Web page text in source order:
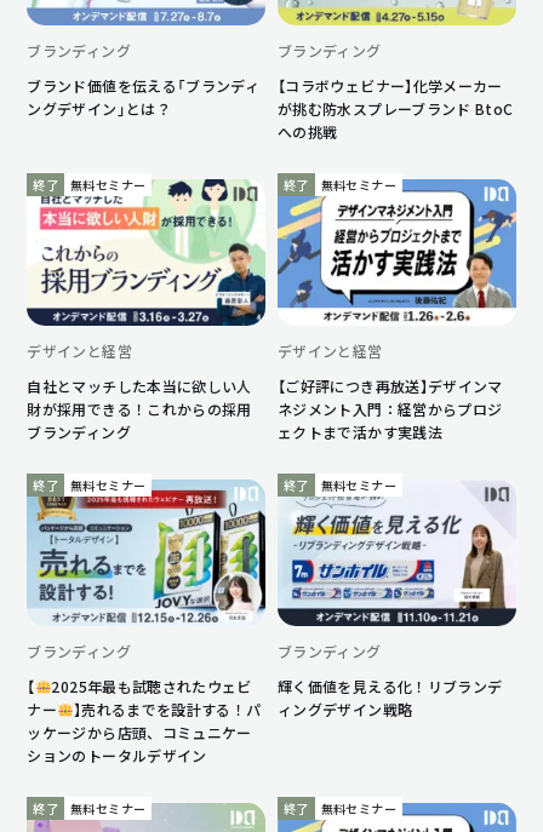
ブランディング
ブランド価値を伝える「ブランディ
ングデザイン」とは？
ブランディング
【コラボウェビナー】化学メーカー
が挑む防水スプレーブランド BtoC
への挑戦
終了 無料セミナー
デザインと経営
自社とマッチした本当に欲しい人
財が採用できる！これからの採用
ブランディング
終了 無料セミナー
デザインと経営
【ご好評につき再放送】デザインマ
ネジメント入門：経営からプロジ
ェクトまで活かす実践法
終了 無料セミナー
ブランディング
【
2025年最も試聴されたウェビ
ナー
】売れるまでを設計する！パ
ッケージから店頭、コミュニケー
ションのトータルデザイン
終了 無料セミナー
ブランディング
輝く価値を見える化！リブランデ
ィングデザイン戦略
終了 無料セミナー 終了 無料セミナー